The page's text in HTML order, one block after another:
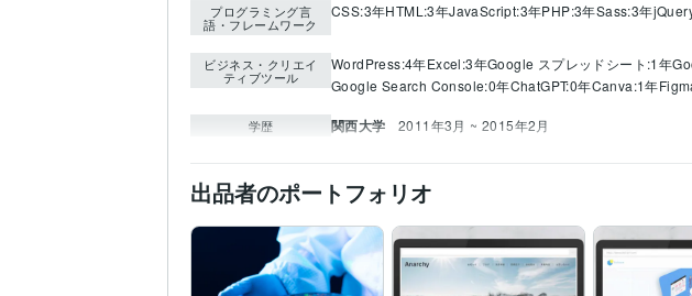
プログラミング言
語・フレームワーク
CSS:3年HTML:3年JavaScript:3年PHP:3年Sass:3年
ビジネス・クリエイ
ティブツール
WordPress:4年Excel:3年Google スプレッドシート:1年
Google Search Console:0年ChatGPT:0年Canva:1年
学歴 関西大学 2011年3月 ~ 2015年2月
出品者のポートフォリオ